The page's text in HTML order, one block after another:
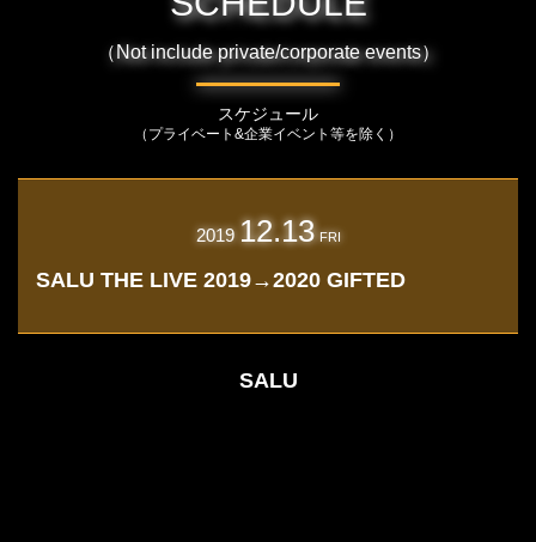
（Not include private/corporate events）
スケジュール
（プライベート&企業イベント等を除く）
2019 12.13 FRI
SALU THE LIVE 2019→2020 GIFTED
SALU